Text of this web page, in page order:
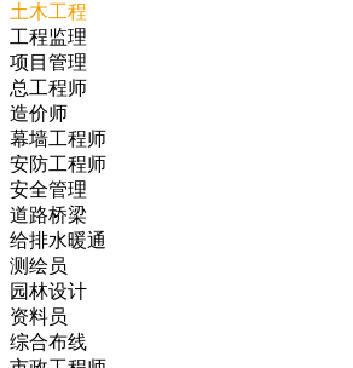
土木工程
工程监理
项目管理
总工程师
造价师
幕墙工程师
安防工程师
安全管理
道路桥梁
给排水暖通
测绘员
园林设计
资料员
综合布线